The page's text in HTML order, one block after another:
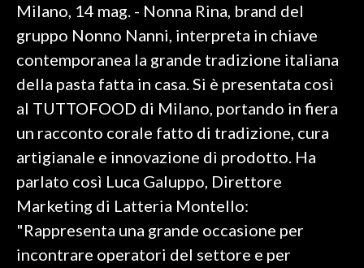
CALCIO REGIONALE
BASKET
VOLLEY
MOTORI
TENNIS
ALTRI SPORT
CULTURA
GOSSIP
Milano, 14 mag. - Nonna Rina, brand del
gruppo Nonno Nanni, interpreta in chiave
contemporanea la grande tradizione italiana
della pasta fatta in casa. Si è presentata così
al TUTTOFOOD di Milano, portando in fiera
un racconto corale fatto di tradizione, cura
artigianale e innovazione di prodotto. Ha
parlato così Luca Galuppo, Direttore
Marketing di Latteria Montello:
"Rappresenta una grande occasione per
incontrare operatori del settore e per